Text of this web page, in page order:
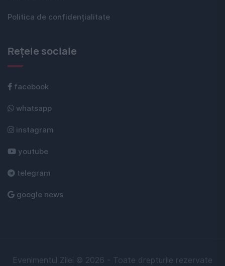
Politica de confidențialitate
Rețele sociale
facebook
whatsapp
instagram
youtube
telegram
google news
Evenimentul Zilei © 2026 - Toate drepturile rezervate